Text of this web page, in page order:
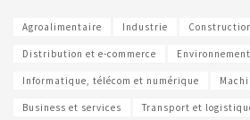
Agroalimentaire Industrie
Distribution et e-commerce
Informatique, télécom et numérique
Business et services Transport et